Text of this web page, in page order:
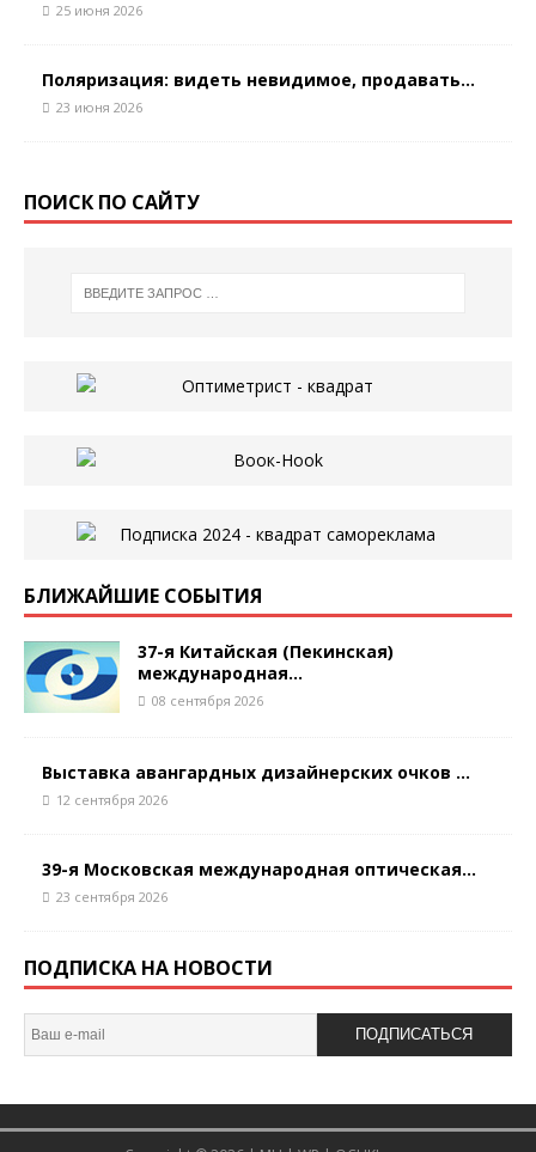
25 июня 2026
Поляризация: видеть невидимое, продавать...
23 июня 2026
ПОИСК ПО САЙТУ
БЛИЖАЙШИЕ СОБЫТИЯ
37-я Китайская (Пекинская)
международная...
08 сентября 2026
Выставка авангардных дизайнерских очков ...
12 сентября 2026
39-я Московская международная оптическая...
23 сентября 2026
ПОДПИСКА НА НОВОСТИ
ПОДПИСАТЬСЯ